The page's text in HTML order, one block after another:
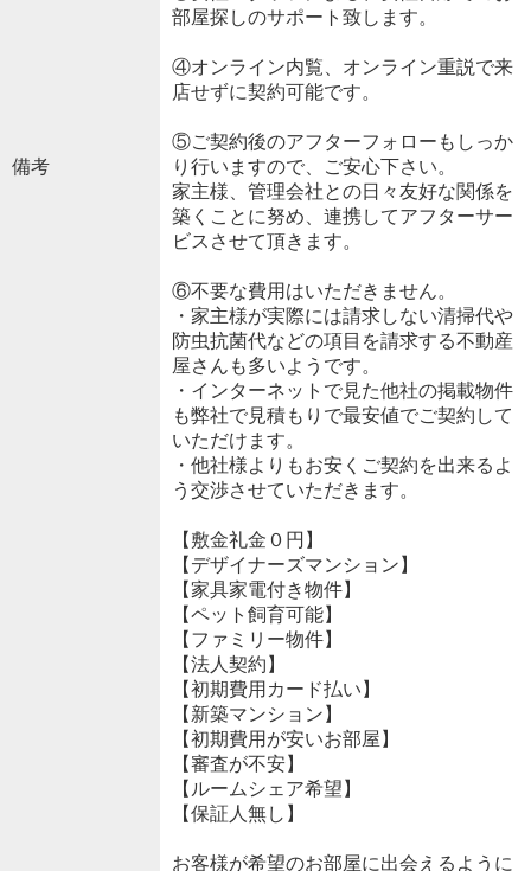
備考
部屋探しのサポート致します。
④オンライン内覧、オンライン重説で来
店せずに契約可能です。
⑤ご契約後のアフターフォローもしっか
り行いますので、ご安心下さい。
家主様、管理会社との日々友好な関係を
築くことに努め、連携してアフターサー
ビスさせて頂きます。
⑥不要な費用はいただきません。
・家主様が実際には請求しない清掃代や
防虫抗菌代などの項目を請求する不動産
屋さんも多いようです。
・インターネットで見た他社の掲載物件
も弊社で見積もりで最安値でご契約して
いただけます。
・他社様よりもお安くご契約を出来るよ
う交渉させていただきます。
【敷金礼金０円】
【デザイナーズマンション】
【家具家電付き物件】
【ペット飼育可能】
【ファミリー物件】
【法人契約】
【初期費用カード払い】
【新築マンション】
【初期費用が安いお部屋】
【審査が不安】
【ルームシェア希望】
【保証人無し】
お客様が希望のお部屋に出会えるように